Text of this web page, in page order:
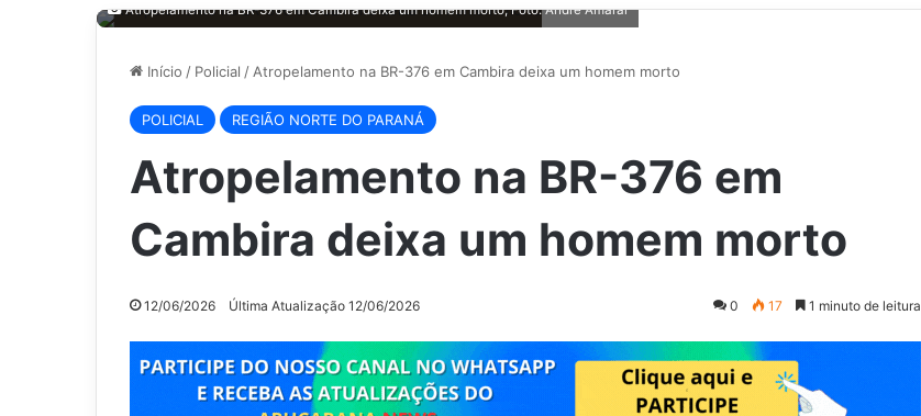
Atropelamento na BR-376 em Cambira deixa um homem morto, Foto: André Amaral
Início / Policial / Atropelamento na BR-376 em Cambira deixa um homem morto
POLICIAL REGIÃO NORTE DO PARANÁ
Atropelamento na BR-376 em
Cambira deixa um homem morto
12/06/2026 Última Atualização 12/06/2026 0 17 1 minuto de leitura